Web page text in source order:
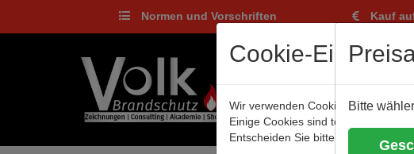
Normen und Vorschriften Kauf
Cookie-
Wir verwenden Cookies, um Ihnen
Einige Cookies sind technisch
Entscheiden Sie bitte selbst, welche
Bitte